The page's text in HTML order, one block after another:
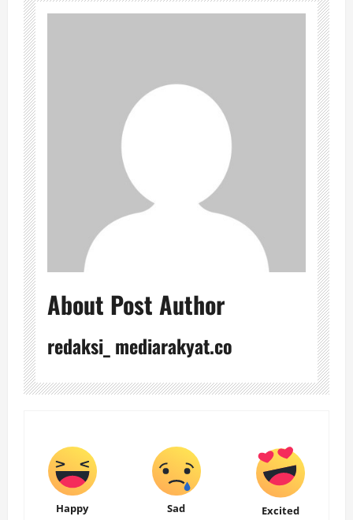
About Post Author
redaksi_ mediarakyat.co
Happy Sad Excited